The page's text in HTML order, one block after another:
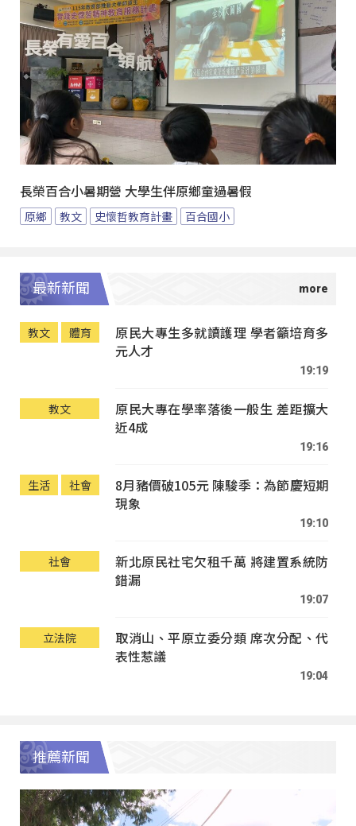
長榮百合小暑期營 大學生伴原鄉童過暑假
原鄉 教文 史懷哲教育計畫 百合國小
最新新聞
教文 體育
原民大專生多就讀護理 學者籲培育多
元人才
19:19
教文
原民大專在學率落後一般生 差距擴大
近4成
19:16
生活 社會
8月豬價破105元 陳駿季：為節慶短期
現象
19:10
社會
新北原民社宅欠租千萬 將建置系統防
錯漏
19:07
立法院
取消山、平原立委分類 席次分配、代
表性惹議
19:04
推薦新聞